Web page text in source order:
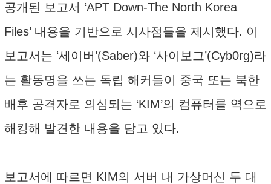
공개된 보고서 ‘APT Down-The North Korea
Files’ 내용을 기반으로 시사점들을 제시했다. 이
보고서는 ‘세이버’(Saber)와 ‘사이보그’(Cyb0rg)라
는 활동명을 쓰는 독립 해커들이 중국 또는 북한
배후 공격자로 의심되는 ‘KIM’의 컴퓨터를 역으로
해킹해 발견한 내용을 담고 있다.
보고서에 따르면 KIM의 서버 내 가상머신 두 대